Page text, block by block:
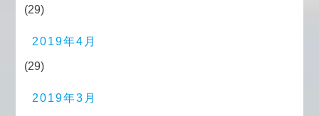
(29)
2019年4月
(29)
2019年3月